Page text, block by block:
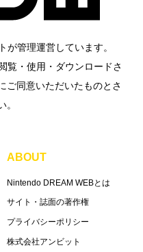
が管理運営しています。
覧・使用・ダウンロードさ
ご同意いただいたものとさ
ABOUT
Nintendo DREAM WEBとは
サイト・誌面の著作権
プライバシーポリシー
株式会社アンビット